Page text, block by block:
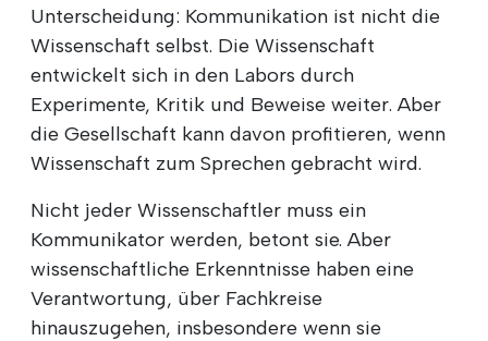
Unterscheidung: Kommunikation ist nicht die
Wissenschaft selbst. Die Wissenschaft
entwickelt sich in den Labors durch
Experimente, Kritik und Beweise weiter. Aber
die Gesellschaft kann davon profitieren, wenn
Wissenschaft zum Sprechen gebracht wird.
Nicht jeder Wissenschaftler muss ein
Kommunikator werden, betont sie. Aber
wissenschaftliche Erkenntnisse haben eine
Verantwortung, über Fachkreise
hinauszugehen, insbesondere wenn sie